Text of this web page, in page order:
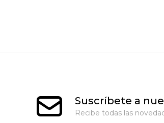
Suscríbete a
Recibe todas las